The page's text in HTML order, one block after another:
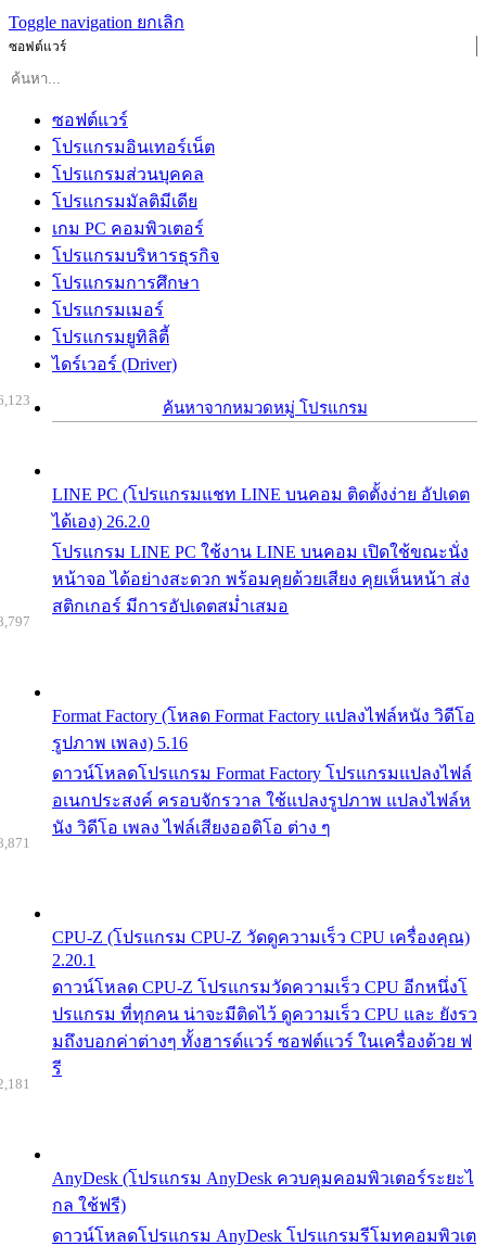
Toggle navigation ยกเลิก
ซอฟต์แวร์
ซอฟต์แวร์
โปรแกรมอินเทอร์เน็ต
โปรแกรมส่วนบุคคล
โปรแกรมมัลติมีเดีย
เกม PC คอมพิวเตอร์
โปรแกรมบริหารธุรกิจ
โปรแกรมการศึกษา
โปรแกรมเมอร์
โปรแกรมยูทิลิตี้
ไดร์เวอร์ (Driver)
ค้นหาจากหมวดหมู่ โปรแกรม
LINE PC (โปรแกรมแชท LINE บนคอม ติดตั้งง่าย อัปเดต
ได้เอง) 26.2.0
โปรแกรม LINE PC ใช้งาน LINE บนคอม เปิดใช้ขณะนั่ง
หน้าจอ ได้อย่างสะดวก พร้อมคุยด้วยเสียง คุยเห็นหน้า ส่ง
สติกเกอร์ มีการอัปเดตสม่ำเสมอ
Format Factory (โหลด Format Factory แปลงไฟล์หนัง วิดีโอ
รูปภาพ เพลง) 5.16
ดาวน์โหลดโปรแกรม Format Factory โปรแกรมแปลงไฟล์
อเนกประสงค์ ครอบจักรวาล ใช้แปลงรูปภาพ แปลงไฟล์ห
นัง วิดีโอ เพลง ไฟล์เสียงออดิโอ ต่าง ๆ
CPU-Z (โปรแกรม CPU-Z วัดดูความเร็ว CPU เครื่องคุณ)
2.20.1
ดาวน์โหลด CPU-Z โปรแกรมวัดความเร็ว CPU อีกหนึ่งโ
ปรแกรม ที่ทุกคน น่าจะมีติดไว้ ดูความเร็ว CPU และ ยังรว
มถึงบอกค่าต่างๆ ทั้งฮารด์แวร์ ซอฟต์แวร์ ในเครื่องด้วย ฟ
รี
AnyDesk (โปรแกรม AnyDesk ควบคุมคอมพิวเตอร์ระยะไ
กล ใช้ฟรี)
ดาวน์โหลดโปรแกรม AnyDesk โปรแกรมรีโมทคอมพิวเต